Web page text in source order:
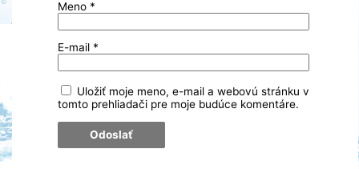
Meno *
E-mail *
Uložiť moje meno, e-mail a webovú stránku v
tomto prehliadači pre moje budúce komentáre.